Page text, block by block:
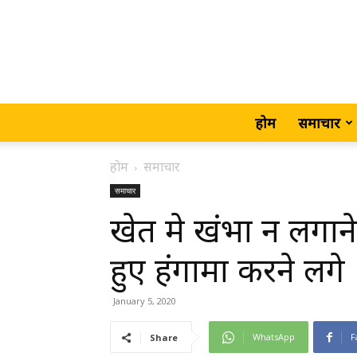
होम समाचार
होम समाचार
समाचार
खेत मे खंभा न
हुए हंगामा करने लगे
January 5, 2020
Share WhatsApp